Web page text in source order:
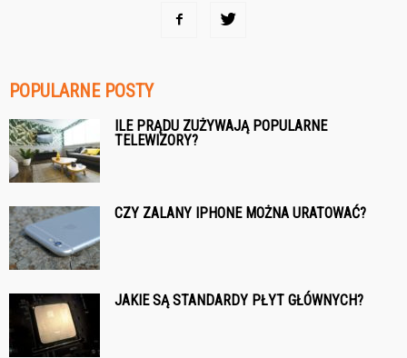
POPULARNE POSTY
ILE PRĄDU ZUŻYWAJĄ POPULARNE
TELEWIZORY?
CZY ZALANY IPHONE MOŻNA URATOWAĆ?
JAKIE SĄ STANDARDY PŁYT GŁÓWNYCH?